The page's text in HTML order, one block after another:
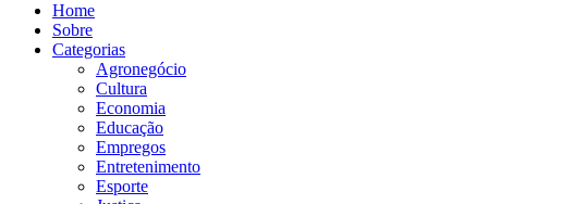
Home
Sobre
Categorias
Agronegócio
Cultura
Economia
Educação
Empregos
Entretenimento
Esporte